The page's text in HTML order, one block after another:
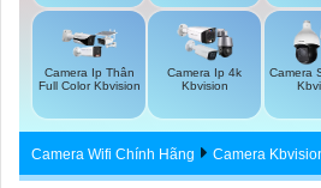
Camera Ip Thân
Full Color Kbvision
Camera Ip 4k
Kbvision
Camera
Camera Wifi Chính Hãng Camera